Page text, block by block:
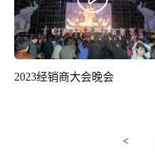
2023经销商大会晚会
<